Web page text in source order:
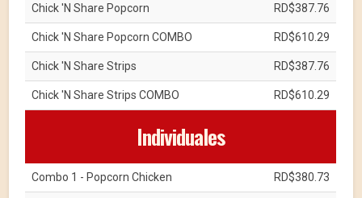
Chick 'N Share Popcorn RD$387.76
Chick 'N Share Popcorn COMBO RD$610.29
Chick 'N Share Strips RD$387.76
Chick 'N Share Strips COMBO RD$610.29
Individuales
Combo 1 - Popcorn Chicken RD$380.73